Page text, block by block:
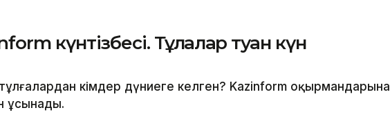
күнтізбесі. Тұлғалар туған күн
тұлғалардан кімдер дүниеге келген? Kazinform оқырмандарына
ұсынады.